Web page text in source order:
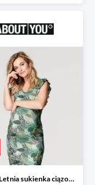
Noppies Letnia sukienka ciązowa 'Belle' -20%